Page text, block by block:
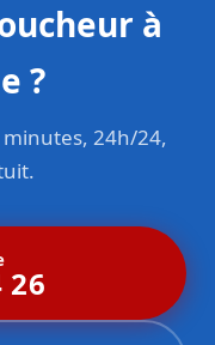
à
?
24h/24,
26